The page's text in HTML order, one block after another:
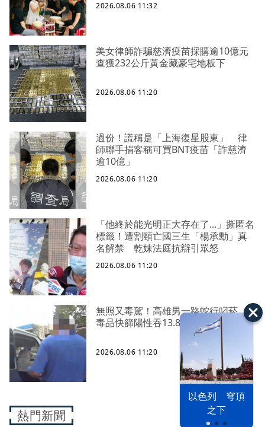
以色列 穹頂
之下
2026.08.06 11:32
美女律師詐騙慈濟疫苗採購逾10億元
查獲232公斤黃金藏豪宅地板下
2026.08.06 11:20
過份！謊稱是「上海復星股東」 律
師聯手捐客稱可買BNT疫苗「詐慈濟
逾10億」
2026.08.06 11:20
「他終於能光明正大存在了...」撕匿名
標籤！遭割頸亡國三生「楊承勳」真
名解禁 乾妹法庭抗辯引眾怒
2026.08.06 11:20
無照又毒駕！高雄男一路蛇行叼菸
毒品快篩陽性吞13.8萬罰單
2026.08.06 11:20
熱門新聞